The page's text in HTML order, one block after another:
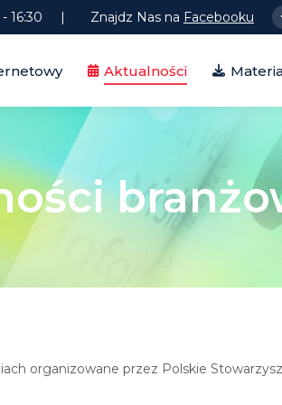
16:30 | Znajdz Nas na Facebooku
Aktualności
organizowane przez Polskie
Aktualności Materiały